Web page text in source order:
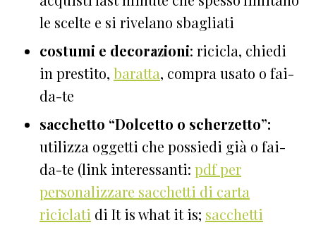
le scelte e si rivelano sbagliati
costumi e decorazioni: ricicla, chiedi
in prestito, baratta, compra usato o fai-
da-te
sacchetto “Dolcetto o scherzetto”:
utilizza oggetti che possiedi già o fai-
da-te (link interessanti: pdf per
personalizzare sacchetti di carta
riciclati di It is what it is; sacchetti